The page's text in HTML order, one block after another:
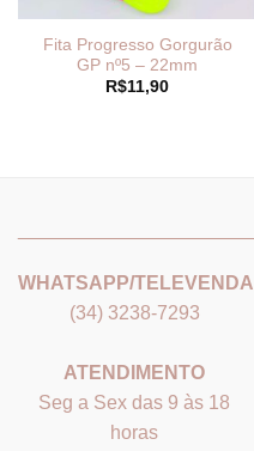
Fita Progresso Gorgurão
GP nº5 – 22mm
R$11,90
WHATSAPP/TELEVENDA
(34) 3238-7293
ATENDIMENTO
Seg a Sex das 9 às 18
horas